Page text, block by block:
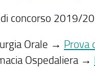
concorso 2019/
Orale → Prova
Ospedaliera →